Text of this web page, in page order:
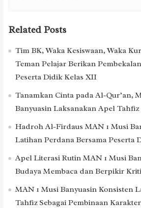
Related Posts
Tim BK, Waka Kesiswaan, Waka
Teman Pelajar Berikan
Peserta Didik Kelas XII
Tanamkan Cinta pada Al-Qur’an,
Banyuasin Laksanakan Apel
Hadroh Al-Firdaus MAN 1 Musi
Latihan Perdana Bersama Peserta
Apel Literasi Rutin MAN 1 Musi
Budaya Membaca dan Berpikir
MAN 1 Musi Banyuasin Konsisten
Tahfiz Sebagai Pembinaan